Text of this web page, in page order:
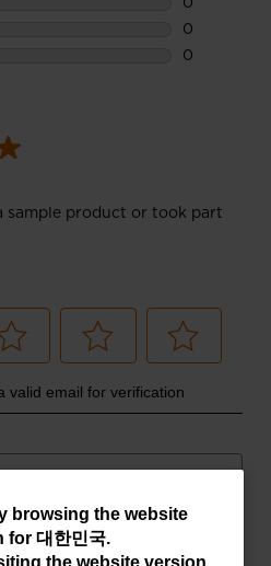
browsing the website
for 대한민국.
the website version